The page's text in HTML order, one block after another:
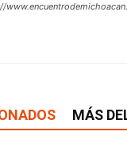
MÁS